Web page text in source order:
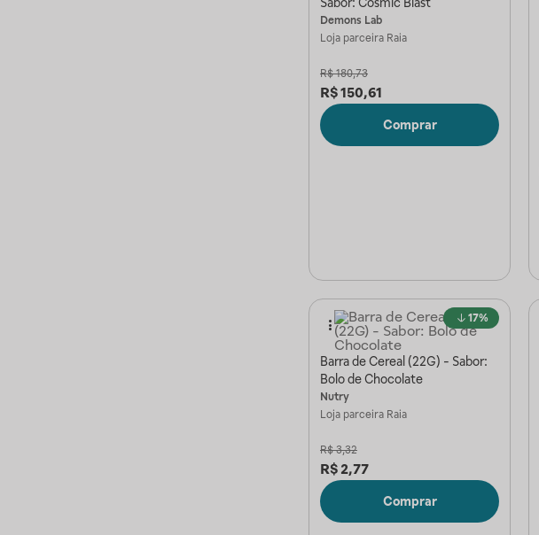
Demons Lab
Loja parceira Raia
R$ 180,73
R$150,61
Comprar
17%
Barra de Cereal (22G) - Sabor:
Bolo de Chocolate
Nutry
Loja parceira Raia
R$ 3,32
R$ 2,77
Comprar